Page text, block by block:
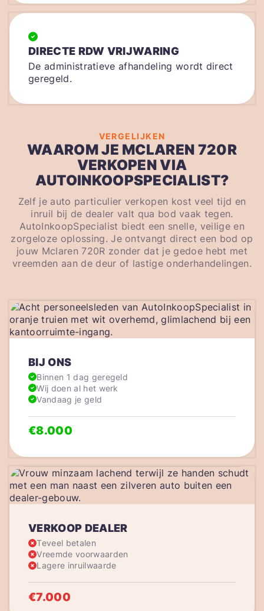
DIRECTE RDW VRIJWARING
De administratieve afhandeling wordt direct
geregeld.
VERGELIJKEN
WAAROM JE MCLAREN 720R
VERKOPEN VIA
AUTOINKOOPSPECIALIST?
Zelf je auto particulier verkopen kost veel tijd en
inruil bij de dealer valt qua bod vaak tegen.
AutoInkoopSpecialist biedt een snelle, veilige en
zorgeloze oplossing. Je ontvangt direct een bod op
jouw Mclaren 720R zonder dat je gedoe hebt met
vreemden aan de deur of lastige onderhandelingen.
VERKOOP DEALER
Teveel betalen
Vreemde voorwaarden
Lagere inruilwaarde
€7.000
BIJ ONS
Binnen 1 dag geregeld
Wij doen al het werk
Vandaag je geld
€8.000